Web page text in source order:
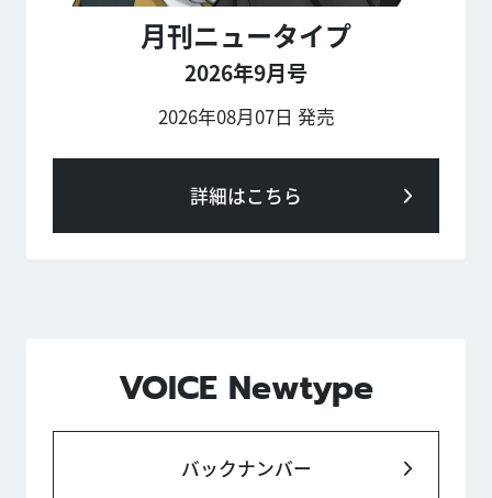
月刊ニュータイプ
2026年9月号
2026年08月07日 発売
詳細はこちら
VOICE Newtype
バックナンバー